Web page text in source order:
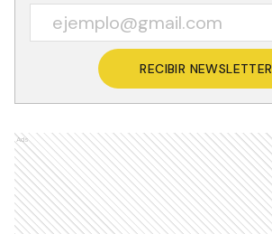
RECIBIR NEWSLETTER
Ads